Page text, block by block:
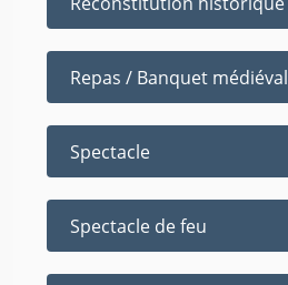
Repas / Banquet médiéval
Spectacle
Spectacle de feu